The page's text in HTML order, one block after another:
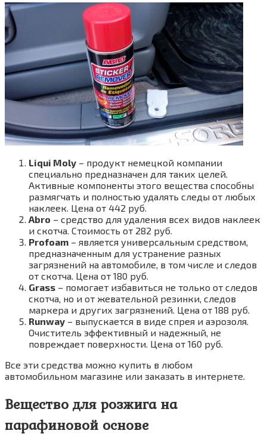
Liqui Moly – продукт немецкой компании
специально предназначен для таких целей.
Активные компоненты этого вещества способны
размягчать и полностью удалять следы от любых
наклеек. Цена от 442 руб.
Abro – средство для удаления всех видов наклеек
и скотча. Стоимость от 282 руб.
Profoam – является универсальным средством,
предназначенным для устранение разных
загрязнений на автомобиле, в том числе и следов
от скотча. Цена от 180 руб.
Grass – помогает избавиться не только от следов
скотча, но и от жевательной резинки, следов
маркера и других загрязнений. Цена от 188 руб.
Runway – выпускается в виде спрея и аэрозоля.
Очиститель эффективный и надежный, не
повреждает поверхности. Цена от 160 руб.
Все эти средства можно купить в любом
автомобильном магазине или заказать в интернете.
Вещество для розжига на
парафиновой основе